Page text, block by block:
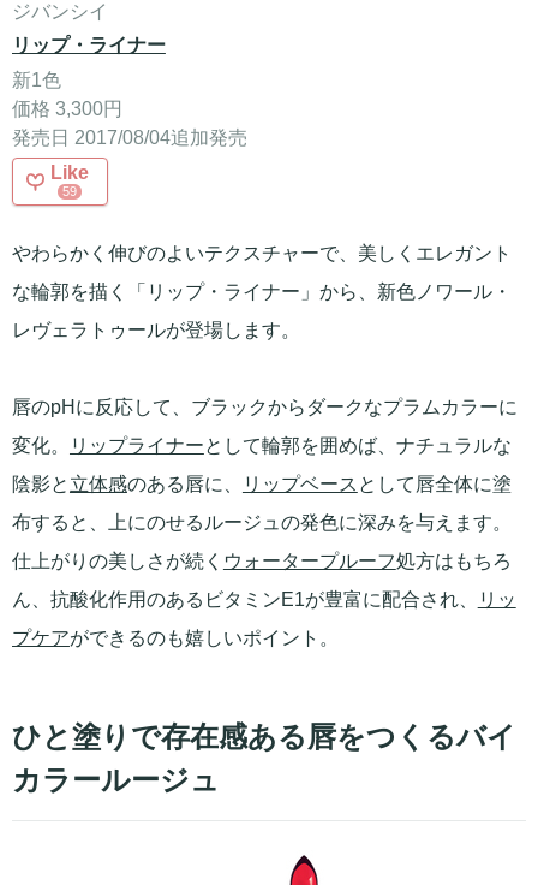
ジバンシイ
リップ・ライナー
新1色
価格 3,300円
発売日 2017/08/04追加発売
Like
59
やわらかく伸びのよいテクスチャーで、美しくエレガント
な輪郭を描く「リップ・ライナー」から、新色ノワール・
レヴェラトゥールが登場します。
唇のpHに反応して、ブラックからダークなプラムカラーに
変化。
リップライナーとして輪郭を囲めば、ナチュラルな
陰影と 立体感のある唇に、 リップベース として唇全体に塗
布すると、上にのせるルージュの発色に深みを与えます。
仕上がりの美しさが続く ウォータープルーフ処方はもちろ
ん、抗酸化作用のあるビタミンE1が豊富に配合され、
リッ
プケアができるのも嬉しいポイント。
ひと塗りで存在感ある唇をつくるバイ
カラールージュ